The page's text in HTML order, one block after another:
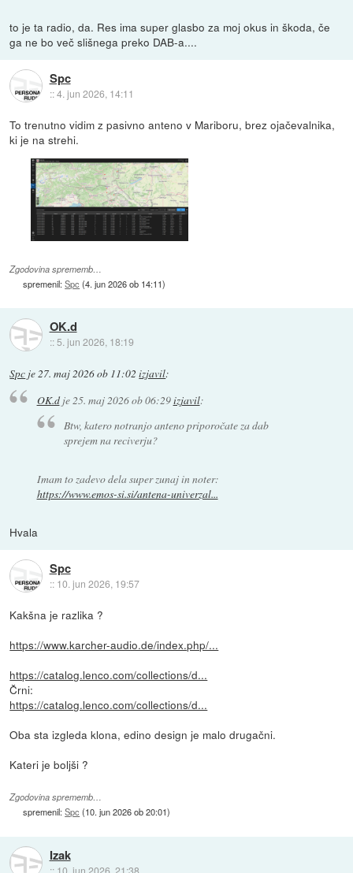
to je ta radio, da. Res ima super glasbo za moj okus in škoda, če
ga ne bo več slišnega preko DAB-a....
Spc
::4. jun 2026, 14:11
To trenutno vidim z pasivno anteno v Mariboru, brez ojačevalnika,
ki je na strehi.
Zgodovina sprememb…
spremenil:Spc (4. jun 2026 ob 14:11)
OK.d
:: 5. jun 2026, 18:19
Spc je27. maj 2026 ob 11:02 izjavil:
OK.dje 25. maj 2026 ob 06:29izjavil:
Btw, katero notranjo anteno priporočate za dab
sprejem na reciverju?
Imam to zadevo dela super zunaj in noter:
https://www.emos-si.si/antena-univerzal...
Hvala
Spc
:: 10. jun 2026, 19:57
Kakšna je razlika ?
https://www.karcher-audio.de/index.php/...
https://catalog.lenco.com/collections/d...
Črni:
https://catalog.lenco.com/collections/d...
Oba sta izgleda klona, edino design je malo drugačni.
Kateri je boljši ?
Zgodovina sprememb…
spremenil:Spc (10. jun 2026 ob 20:01)
Izak
:: 10. jun 2026, 21:38